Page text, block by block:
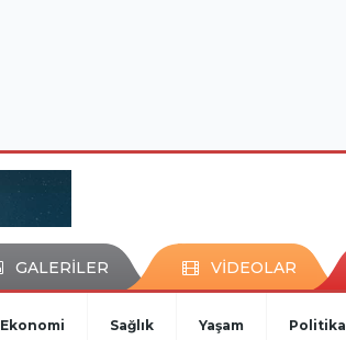
GALERİLER VİDEOLAR
Ekonomi Sağlık Yaşam Politika